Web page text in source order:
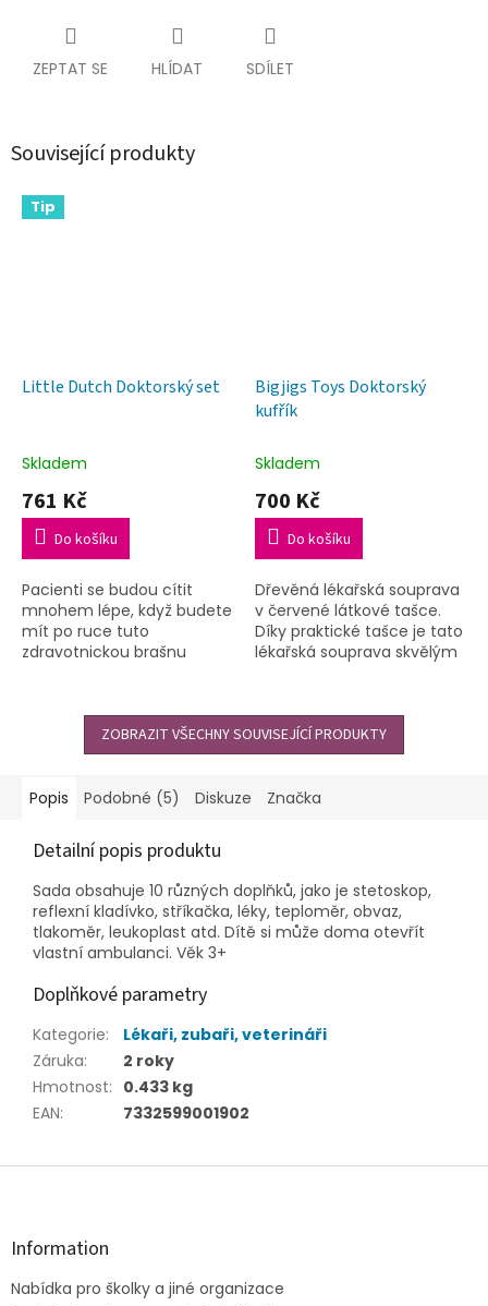
ZEPTAT SE HLÍDAT SDÍLET
Související produkty
Tip
Little Dutch Doktorský set
Skladem
761 Kč
Do košíku
Pacienti se budou cítit
mnohem lépe, když budete
mít po ruce tuto
zdravotnickou brašnu
krevní tlak nebo použít
Bigjigs Toys Doktorský
kufřík
Skladem
700 Kč
Do košíku
Dřevěná lékařská souprava
v červené látkové tašce.
Díky praktické tašce je tato
lékařská souprava skvělým
ZOBRAZIT VŠECHNY SOUVISEJÍCÍ PRODUKTY
Popis Podobné (5) Diskuze Značka
Detailní popis produktu
Sada obsahuje 10 různých doplňků, jako je stetoskop,
reflexní kladívko, stříkačka, léky, teploměr, obvaz,
tlakoměr, leukoplast atd. Dítě si může doma otevřít
vlastní ambulanci. Věk 3+
Doplňkové parametry
Kategorie:
Lékaři, zubaři, veterináři
Záruka:
2 roky
Hmotnost: 0.433 kg
EAN: 7332599001902
Z
Information
Nabídka pro školky a jiné organizace